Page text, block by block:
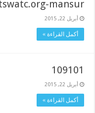
mansur
أبريل 22, 2015
أكمل القراءة »
109101
أبريل 22, 2015
أكمل القراءة »